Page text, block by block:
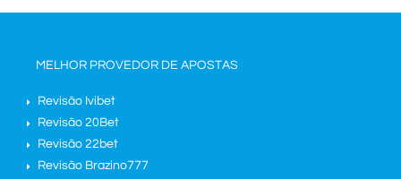
MELHOR PROVEDOR DE APOSTAS
Revisão Ivibet
Revisão 20Bet
Revisão 22bet
Revisão Brazino777